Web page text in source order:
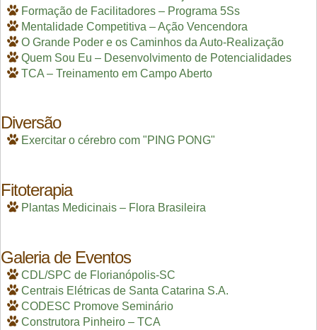
Formação de Facilitadores – Programa 5Ss
Mentalidade Competitiva – Ação Vencendora
O Grande Poder e os Caminhos da Auto-Realização
Quem Sou Eu – Desenvolvimento de Potencialidades
TCA – Treinamento em Campo Aberto
Diversão
Exercitar o cérebro com "PING PONG"
Fitoterapia
Plantas Medicinais – Flora Brasileira
Galeria de Eventos
CDL/SPC de Florianópolis-SC
Centrais Elétricas de Santa Catarina S.A.
CODESC Promove Seminário
Construtora Pinheiro – TCA